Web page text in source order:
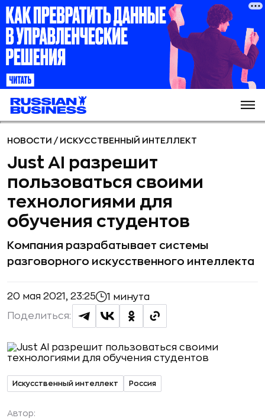
НОВОСТИ / ИСКУССТВЕННЫЙ ИНТЕЛЛЕКТ
Just AI разрешит
пользоваться своими
технологиями для
обучения студентов
Компания разрабатывает системы
разговорного искусственного интеллекта
20 мая 2021, 23:25 1 минута
Поделиться:
Искусственный интеллект Россия
Автор: